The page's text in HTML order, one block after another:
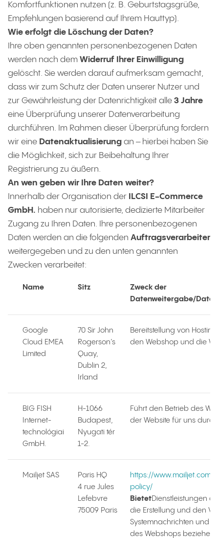
Komfortfunktionen nutzen (z. B. Geburtstagsgrüße,
Empfehlungen basierend auf Ihrem Hauttyp).
Wie erfolgt die Löschung der Daten?
Ihre oben genannten personenbezogenen Daten
werden nach dem Widerruf Ihrer Einwilligung
gelöscht. Sie werden darauf aufmerksam gemacht,
dass wir zum Schutz der Daten unserer Nutzer und
zur Gewährleistung der Datenrichtigkeit alle 3 Jahre
eine Überprüfung unserer Datenverarbeitung
durchführen. Im Rahmen dieser Überprüfung fordern
wir eine Datenaktualisierung an – hierbei haben Sie
die Möglichkeit, sich zur Beibehaltung Ihrer
Registrierung zu äußern.
An wen geben wir Ihre Daten weiter?
Innerhalb der Organisation der
ILCSI E-Commerce
GmbH. haben nur autorisierte, dedizierte Mitarbeiter
Zugang zu Ihren Daten. Ihre personenbezogenen
Daten werden an die folgenden Auftragsverarbeiter
weitergegeben und zu den unten genannten
Zwecken verarbeitet:
Name Sitz
Zweck der
Datenweitergabe/
Google
Cloud EMEA
Limited
70 Sir John
Rogerson’s
Quay,
Dublin 2,
Irland
Bereitstellung von
den Webshop und die
BIG FISH
Internet-
technológiai
GmbH.
H-1066
Budapest,
Nyugati tér
1-2.
Führt den Betrieb des
der Website für uns durch.
Mailjet SAS
Paris HQ
4 rue Jules
Lefebvre
75009 Paris
https://www.mailjet.com/
policy/
BietetDienstleistungen
die Erstellung und den
Systemnachrichten und
des Webshops beziehen.